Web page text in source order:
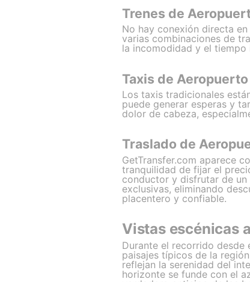
Trenes de
No hay conexión directa
varias combinaciones de
la incomodidad y el tiempo
Taxis de
Los taxis tradicionales
puede generar esperas y
dolor de cabeza,
Traslado de
GetTransfer.com aparece
tranquilidad de fijar el
conductor y disfrutar de
exclusivas, eliminando
placentero y confiable.
Vistas escénicas
Durante el recorrido desde
paisajes típicos de la
reflejan la serenidad del
horizonte se funde con el